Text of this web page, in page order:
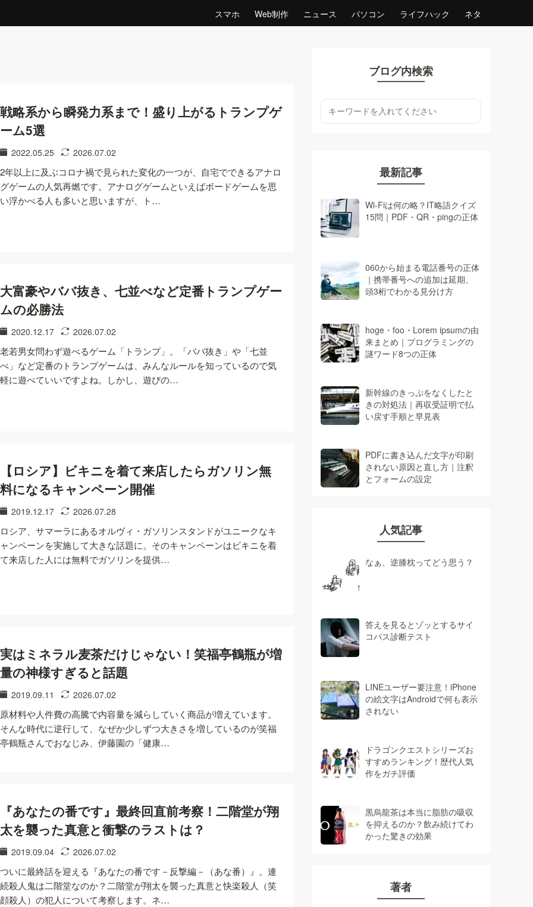
スマホ Web制作 ニュース パソコン ライフハック ネタ
戦略系から瞬発力系まで！盛り上がるトランプゲ
ーム5選
2022.05.25 2026.07.02
2年以上に及ぶコロナ禍で見られた変化の一つが、自宅でできるアナロ
グゲームの人気再燃です。アナログゲームといえばボードゲームを思
い浮かべる人も多いと思いますが、ト…
大富豪やババ抜き、七並べなど定番トランプゲー
ムの必勝法
2020.12.17 2026.07.02
老若男女問わず遊べるゲーム「トランプ」。「ババ抜き」や「七並
べ」など定番のトランプゲームは、みんなルールを知っているので気
軽に遊べていいですよね。しかし、遊びの…
【ロシア】ビキニを着て来店したらガソリン無
料になるキャンペーン開催
2019.12.17 2026.07.28
ロシア、サマーラにあるオルヴィ・ガソリンスタンドがユニークなキ
ャンペーンを実施して大きな話題に。そのキャンペーンはビキニを着
て来店した人には無料でガソリンを提供…
実はミネラル麦茶だけじゃない！笑福亭鶴瓶が増
量の神様すぎると話題
2019.09.11 2026.07.02
原材料や人件費の高騰で内容量を減らしていく商品が増えています。
そんな時代に逆行して、なぜか少しずつ大きさを増しているのが笑福
亭鶴瓶さんでおなじみ、伊藤園の「健康…
『あなたの番です』最終回直前考察！二階堂が翔
太を襲った真意と衝撃のラストは？
2019.09.04 2026.07.02
ついに最終話を迎える『あなたの番です－反撃編－（あな番）』。連
続殺人鬼は二階堂なのか？二階堂が翔太を襲った真意と快楽殺人（笑
顔殺人）の犯人について考察します。ネ…
ブログ内検索
最新記事
Wi-Fiは何の略？IT略語クイズ
15問｜PDF・QR・pingの正体
060から始まる電話番号の正体
｜携帯番号への追加は延期、
頭3桁でわかる見分け方
hoge・foo・Lorem ipsumの由
来まとめ｜プログラミングの
謎ワード8つの正体
新幹線のきっぷをなくしたと
きの対処法｜再収受証明で払
い戻す手順と早見表
PDFに書き込んだ文字が印刷
されない原因と直し方｜注釈
とフォームの設定
人気記事
なぁ、逆膝枕ってどう思う？
答えを見るとゾッとするサイ
コパス診断テスト
LINEユーザー要注意！iPhone
の絵文字はAndroidで何も表示
されない
ドラゴンクエストシリーズお
すすめランキング！歴代人気
作をガチ評価
黒烏龍茶は本当に脂肪の吸収
を抑えるのか？飲み続けてわ
かった驚きの効果
著者